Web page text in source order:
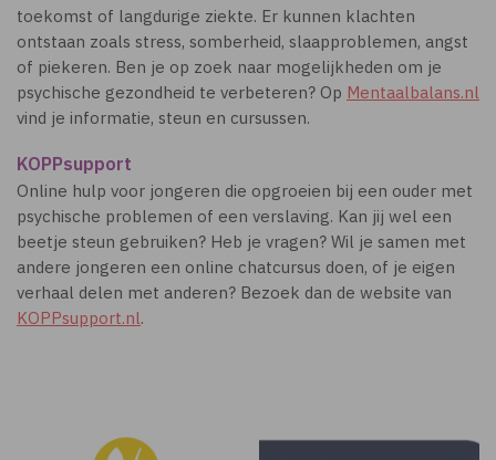
toekomst of langdurige ziekte. Er kunnen klachten
ontstaan zoals stress, somberheid, slaapproblemen, angst
of piekeren. Ben je op zoek naar mogelijkheden om je
psychische gezondheid te verbeteren? Op Mentaalbalans.nl
vind je informatie, steun en cursussen.
KOPPsupport
Online hulp voor jongeren die opgroeien bij een ouder met
psychische problemen of een verslaving. Kan jij wel een
beetje steun gebruiken? Heb je vragen? Wil je samen met
andere jongeren een online chatcursus doen, of je eigen
verhaal delen met anderen? Bezoek dan de website van
KOPPsupport.nl.